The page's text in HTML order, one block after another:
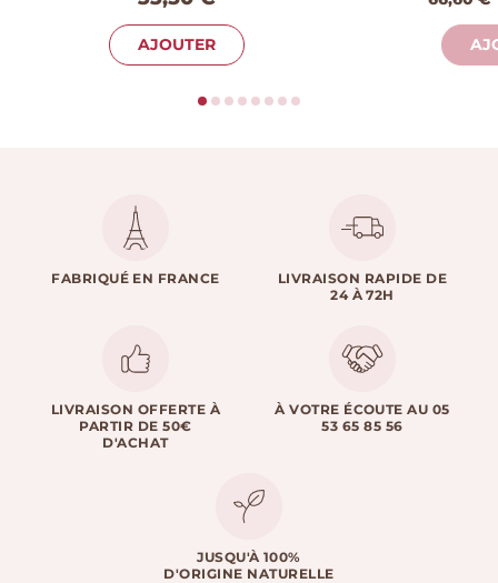
AJOUTER
FABRIQUÉ EN FRANCE
LIVRAISON RAPIDE DE
24 À 72H
LIVRAISON OFFERTE À
PARTIR DE 50€
D'ACHAT
À VOTRE ÉCOUTE AU 05
53 65 85 56
JUSQU'À 100%
D'ORIGINE NATURELLE